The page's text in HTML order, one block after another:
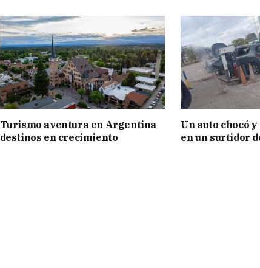
Turismo aventura en Argentina
destinos en crecimiento
Un auto chocó
en un surtidor